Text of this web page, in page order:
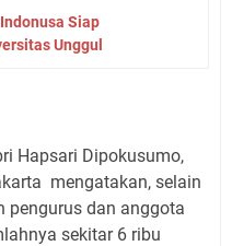
Siap
Unggul
Hapsari Dipokusumo,
mengatakan, selain
pengurus dan anggota
sekitar 6 ribu